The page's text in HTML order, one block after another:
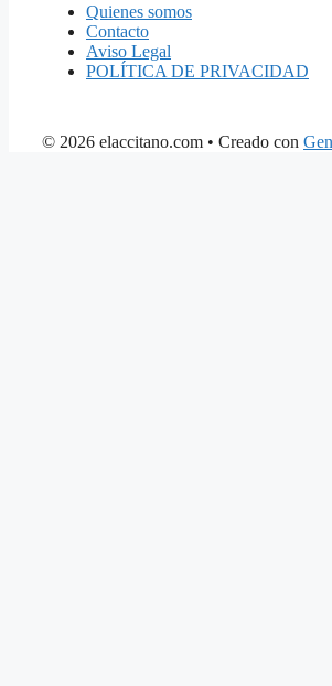
Quienes somos
Contacto
Aviso Legal
POLÍTICA DE PRIVACIDAD
© 2026 elaccitano.com • Creado con